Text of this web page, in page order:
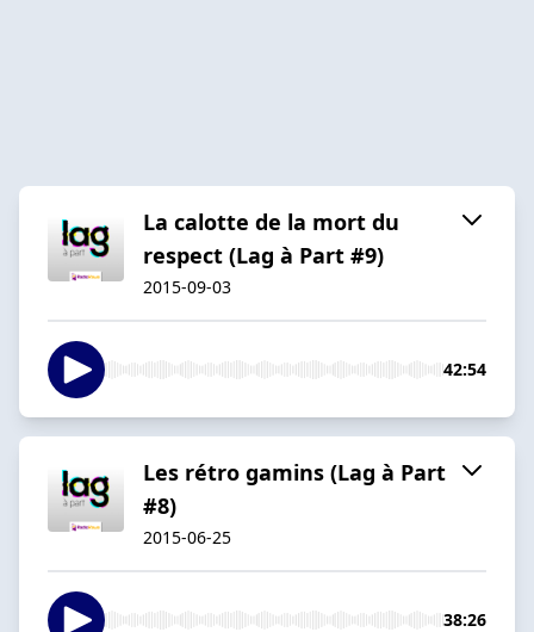
La calotte de la mort du
respect (Lag à Part #9)
2015-09-03
42:54
Les rétro gamins (Lag à Part
#8)
2015-06-25
38:26